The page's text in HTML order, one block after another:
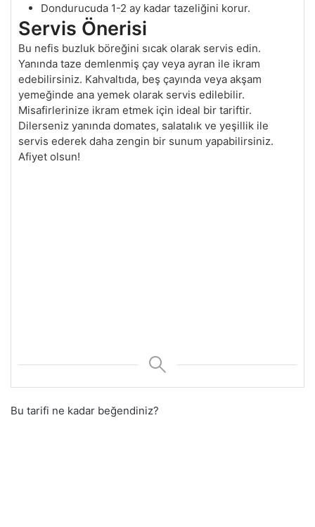
Dondurucuda 1-2 ay kadar tazeliğini korur.
Servis Önerisi
Bu nefis buzluk böreğini sıcak olarak servis edin.
Yanında taze demlenmiş çay veya ayran ile ikram
edebilirsiniz. Kahvaltıda, beş çayında veya akşam
yemeğinde ana yemek olarak servis edilebilir.
Misafirlerinize ikram etmek için ideal bir tariftir.
Dilerseniz yanında domates, salatalık ve yeşillik ile
servis ederek daha zengin bir sunum yapabilirsiniz.
Afiyet olsun!
Bu tarifi ne kadar beğendiniz?